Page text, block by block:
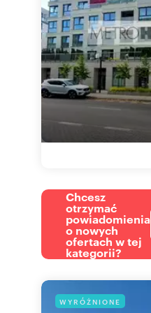
Chcesz
otrzymać
powiadomienia
o nowych
ofertach w tej
kategorii?
WYRÓŻNIONE